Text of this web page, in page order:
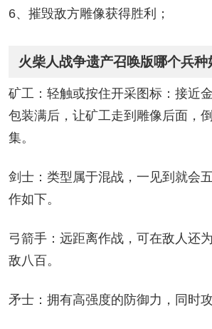
6、摧毁敌方雕像获得胜利；
火柴人战争遗产召唤版哪个兵种
矿工：轻触或按住开采图标：接近
包装满后，让矿工走到雕像后面，
集。
剑士：类型属于混战，一见到就会
作如下。
弓箭手：远距离作战，可在敌人还
敌八百。
矛士：拥有高强度的防御力，同时